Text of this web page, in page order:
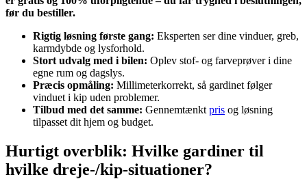
før du bestiller.
Rigtig løsning første gang: Eksperten ser dine vinduer, greb,
karmdybde og lysforhold.
Stort udvalg med i bilen: Oplev stof- og farveprøver i dine
egne rum og dagslys.
Præcis opmåling: Millimeterkorrekt, så gardinet følger
vinduet i kip uden problemer.
Tilbud med det samme: Gennemtænkt pris og løsning
tilpasset dit hjem og budget.
Hurtigt overblik: Hvilke gardiner til
hvilke dreje-/kip-situationer?